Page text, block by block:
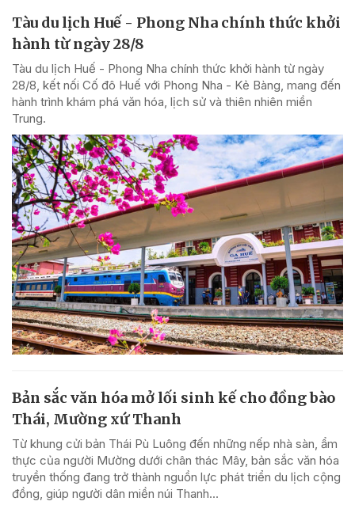
Tàu du lịch Huế - Phong Nha chính thức khởi
hành từ ngày 28/8
Tàu du lịch Huế - Phong Nha chính thức khởi hành từ ngày
28/8, kết nối Cố đô Huế với Phong Nha - Kẻ Bàng, mang đến
hành trình khám phá văn hóa, lịch sử và thiên nhiên miền
Trung.
Bản sắc văn hóa mở lối sinh kế cho đồng bào
Thái, Mường xứ Thanh
Từ khung cửi bản Thái Pù Luông đến những nếp nhà sàn, ẩm
thực của người Mường dưới chân thác Mây, bản sắc văn hóa
truyền thống đang trở thành nguồn lực phát triển du lịch cộng
đồng, giúp người dân miền núi Thanh...